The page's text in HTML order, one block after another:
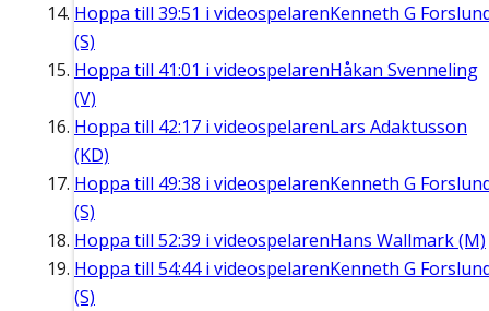
Hoppa till 39:51 i videospelarenKenneth G
(S)
Hoppa till 41:01 i videospelarenHåkan Svenneling
(V)
Hoppa till 42:17 i videospelarenLars Adaktusson
(KD)
Hoppa till 49:38 i videospelarenKenneth G
(S)
Hoppa till 52:39 i videospelarenHans Wallmark (M)
Hoppa till 54:44i videospelarenKenneth G
(S)